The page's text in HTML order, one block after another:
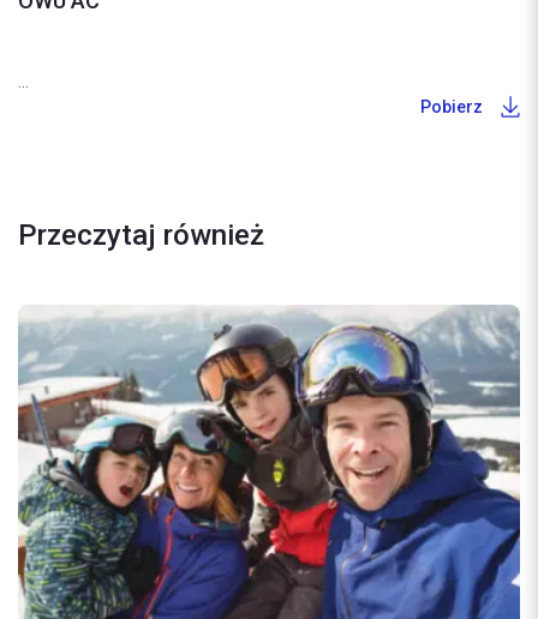
Pobierz
Przeczytaj również